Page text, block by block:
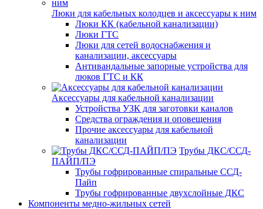
Люки для кабельных колодцев и аксессуары к ним
Люки КК (кабельной канализации)
Люки ГТС
Люки для сетей водоснабжения и
канализации, аксессуары
Антивандальные запорные устройства для
люков ГТС и КК
Аксессуары для кабельной канализации
Устройства УЗК для заготовки каналов
Средства ограждения и оповещения
Прочие аксессуары для кабельной
канализации
Трубы ДКС/ССД-
ПАЙП/ПЭ
Трубы гофрированные спиральные ССД-
Пайп
Трубы гофрированные двухслойные ДКС
Компоненты медно-жильных сетей